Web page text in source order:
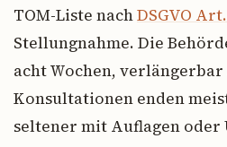
TOM-Liste nachDSGVO
Stellungnahme. Die
acht Wochen, verlängerbar
Konsultationen enden
seltener mit Auflagen oder